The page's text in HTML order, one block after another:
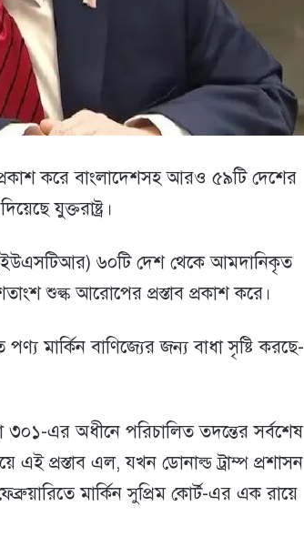
করে বাংলাদেশসহ আরও ৫৯টি দেশের
যুক্তরাষ্ট্র।
(ইউএসটিআর) ৬০টি দেশ থেকে আমদানিকৃত
শুল্ক আরোপের প্রস্তাব প্রকাশ করে।
মার্কিন বাণিজ্যের জন্য বাধা সৃষ্টি করছে-
৩০১-এর অধীনে পরিচালিত তদন্তের সর্বশেষ
প্রস্তাব এল, যখন ডোনাল্ড ট্রাম্প প্রশাসন
মার্কিন সুপ্রিম কোর্ট-এর এক রায়ে